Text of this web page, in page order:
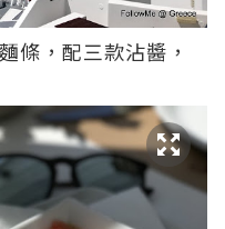
條，配三款沾醬，